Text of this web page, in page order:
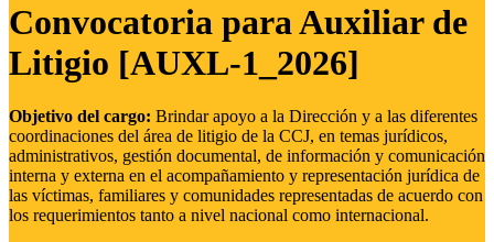
Convocatoria para Auxiliar de
Litigio [AUXL-1_2026]
Objetivo del cargo: Brindar apoyo a la Dirección y a las diferentes
coordinaciones del área de litigio de la CCJ, en temas jurídicos,
administrativos, gestión documental, de información y comunicación
interna y externa en el acompañamiento y representación jurídica de
las víctimas, familiares y comunidades representadas de acuerdo con
los requerimientos tanto a nivel nacional como internacional.